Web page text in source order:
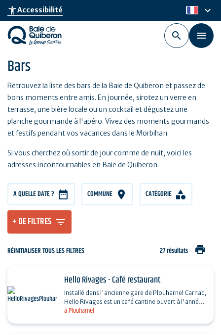
Aller
au
contenu
principal
accessibility_newAccessibilité fr
keyboard_arrow_down
Bars
Retrouvez la liste des bars de la Baie de Quiberon et passez de
bons moments entre amis. En journée, sirotez un verre en
terrasse, une bière locale ou un cocktail et dégustez une
planche gourmande à l'apéro. Vivez des moments gourmands
et festifs pendant vos vacances dans le Morbihan.
Si vous cherchez où sortir de jour comme de nuit, voici les
adresses incontournables en Baie de Quiberon.
A QUELLE DATE ? COMMUNE CATÉGORIE
+ DE FILTRES
RÉINITIALISER TOUS LES FILTRES 27 résultats print
à Plouharnel
Hello Rivages - Café restaurant
Installé dans l'ancienne gare de Plouharnel Carnac,
Hello Rivages est un café cantine ouvert à l'année.
Cuisine de produits locaux, de saison et bio…